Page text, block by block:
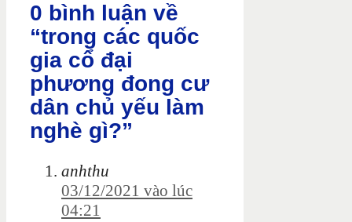
0 bình luận về
“trong các quốc
gia cổ đại
phương đong cư
dân chủ yếu làm
nghè gì?”
anhthu
03/12/2021 vào lúc
04:21